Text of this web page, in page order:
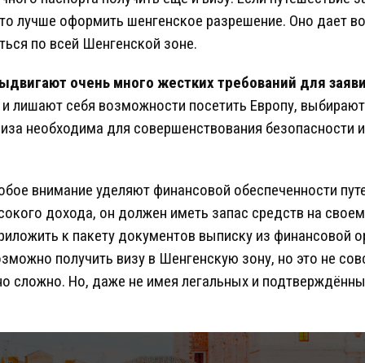
то лучше оформить шенгенское разрешение. Оно дает
по всей Шенгенской зоне.
очень много жестких требований для
и лишают себя возможности посетить Европу,
необходима для совершенствования безопасности
внимание уделяют финансовой обеспеченности
дохода, он должен иметь запас средств на
к пакету документов выписку из финансовой
получить визу в Шенгенскую зону, но это не
сложно. Но, даже не имея легальных и